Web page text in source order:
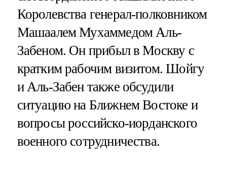
Королевства генерал-полковником
Машаалем Мухаммедом Аль-
Забеном. Он прибыл в Москву с
кратким рабочим визитом. Шойгу
и Аль-Забен также обсудили
ситуацию на Ближнем Востоке и
вопросы российско-иорданского
военного сотрудничества.